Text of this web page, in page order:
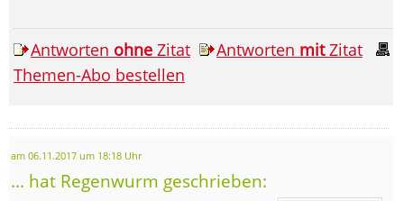
Antworten ohne Zitat Antworten mitZitat
Themen-Abo bestellen
am 06.11.2017 um 18:18 Uhr
... hat Regenwurm geschrieben: